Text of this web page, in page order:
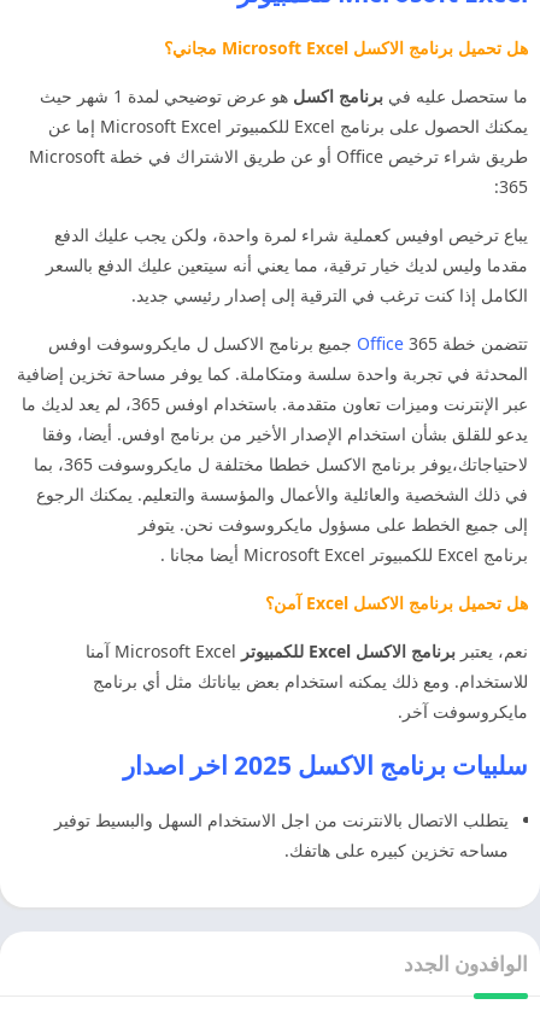
هل تحميل برنامج الاكسل Microsoft Excel مجاني؟
ما ستحصل عليه في برنامج اكسل
هو عرض توضيحي لمدة 1 شهر حيث
يمكنك الحصول على برنامج Excel للكمبيوتر Microsoft Excel إما عن
طريق شراء ترخيص Office أو عن طريق الاشتراك في خطة Microsoft
365:
يباع ترخيص اوفيس كعملية شراء لمرة واحدة، ولكن يجب عليك الدفع
مقدما وليس لديك خيار ترقية، مما يعني أنه سيتعين عليك الدفع بالسعر
الكامل إذا كنت ترغب في الترقية إلى إصدار رئيسي جديد.
تتضمن خطة Office 365 جميع برنامج الاكسل ل مايكروسوفت اوفس
المحدثة في تجربة واحدة سلسة ومتكاملة. كما يوفر مساحة تخزين إضافية
عبر الإنترنت وميزات تعاون متقدمة. باستخدام اوفس 365، لم يعد لديك ما
يدعو للقلق بشأن استخدام الإصدار الأخير من برنامج اوفس. أيضا، وفقا
لاحتياجاتك،يوفر برنامج الاكسل خططا مختلفة ل مايكروسوفت 365، بما
في ذلك الشخصية والعائلية والأعمال والمؤسسة والتعليم. يمكنك الرجوع
إلى جميع الخطط على مسؤول مايكروسوفت نحن. يتوفر
برنامج Excel للكمبيوتر Microsoft Excel أيضا مجانا .
هل تحميل برنامج الاكسل Excel آمن؟
نعم، يعتبر برنامج الاكسل Excel للكمبيوتر
Microsoft Excel آمنا
للاستخدام. ومع ذلك يمكنه استخدام بعض بياناتك مثل أي برنامج
مايكروسوفت آخر.
سلبيات برنامج الاكسل 2025 اخر اصدار
يتطلب الاتصال بالانترنت من اجل الاستخدام السهل والبسيط توفير
مساحه تخزين كبيره على هاتفك.
الوافدون الجدد